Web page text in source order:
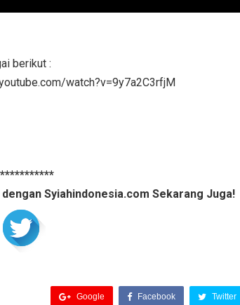
berikut :
watch?v=9y7a2C3rfjM
dengan Syiahindonesia.com Sekarang Juga!
Google Facebook Twitter